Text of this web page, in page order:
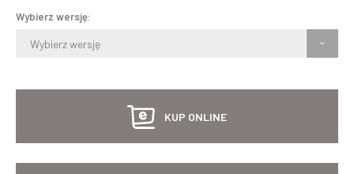
Wybierz wersję:
Wybierz wersję
KUP ONLINE